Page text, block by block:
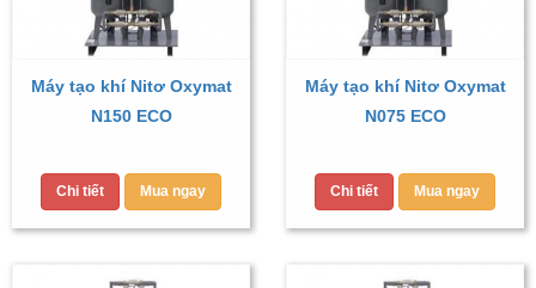
Máy tạo khí Nitơ Oxymat
N150 ECO
Chi tiết Mua ngay
Máy tạo khí Nitơ Oxymat
N075 ECO
Chi tiết Mua ngay